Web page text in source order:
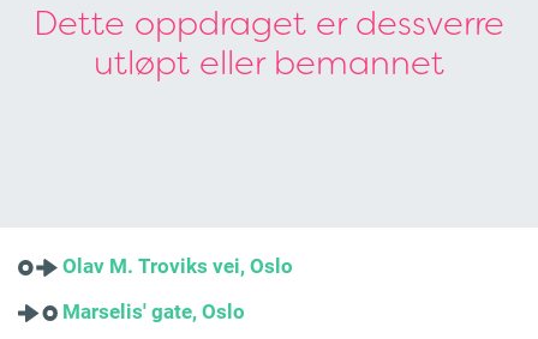
Dette oppdraget er dessverre
utløpt eller bemannet
Olav M. Troviks vei, Oslo
Marselis' gate, Oslo